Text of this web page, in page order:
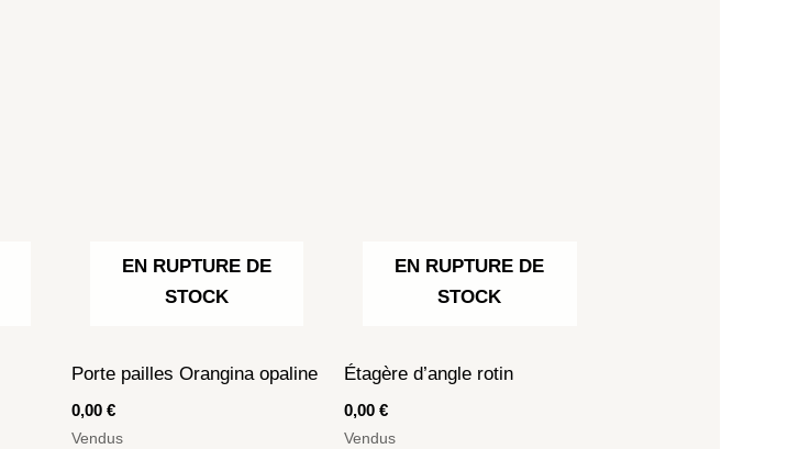
EN RUPTURE DE
STOCK
Porte pailles Orangina opaline
0,00 €
Vendus
EN RUPTURE DE
STOCK
Étagère d’angle rotin
0,00€
Vendus